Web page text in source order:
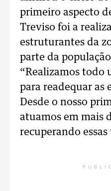
primeiro aspecto
Treviso foi a
estruturantes da
parte da
“Realizamos todo
para readequar as
Desde o nosso
atuamos em mais
recuperando